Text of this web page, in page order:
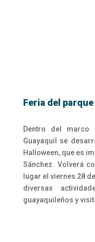
Feria del parque
Dentro del marco
Guayaquil se
Halloween, que es
Sánchez. Volverá
lugar el viernes 28
diversas
guayaquileños y